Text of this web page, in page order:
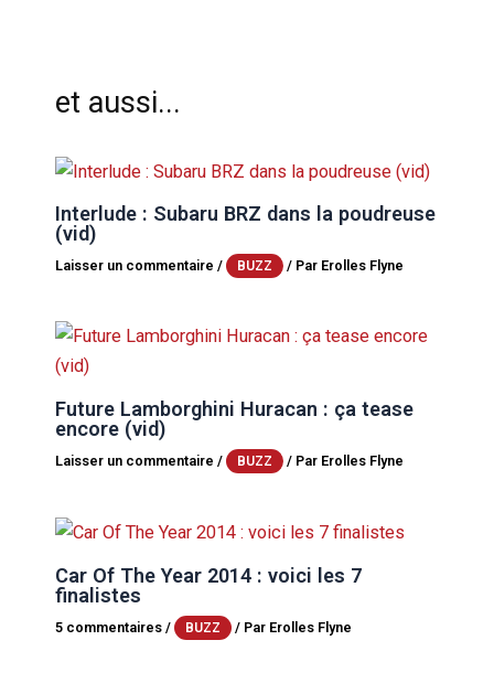
et aussi...
Interlude : Subaru BRZ dans la poudreuse
(vid)
Laisser un commentaire / BUZZ / Par Erolles Flyne
Future Lamborghini Huracan : ça tease
encore (vid)
Laisser un commentaire / BUZZ / Par Erolles Flyne
Car Of The Year 2014 : voici les 7
finalistes
5 commentaires / BUZZ / Par Erolles Flyne